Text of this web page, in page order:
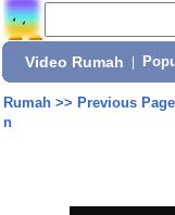
Video Rumah
Rumah>> Previous Page
n